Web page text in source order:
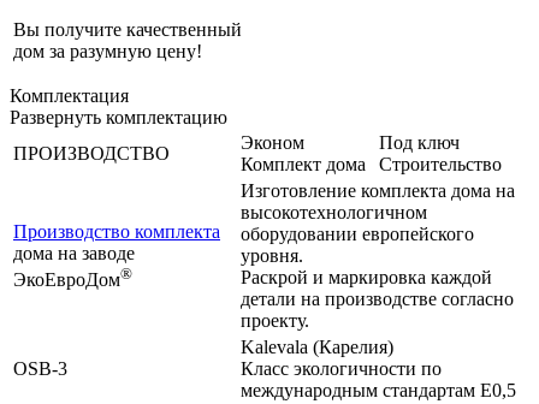
Вы получите качественный
дом за разумную цену!
Комплектация
Развернуть комплектацию
ПРОИЗВОДСТВО
Эконом
Комплект дома
Под ключ
Строительство
Производство комплекта
дома на заводе
ЭкоЕвроДом®
Изготовление комплекта дома на
высокотехнологичном
оборудовании европейского
уровня.
Раскрой и маркировка каждой
детали на производстве согласно
проекту.
OSB-3
Kalevala (Карелия)
Класс экологичности по
международным стандартам Е0,5